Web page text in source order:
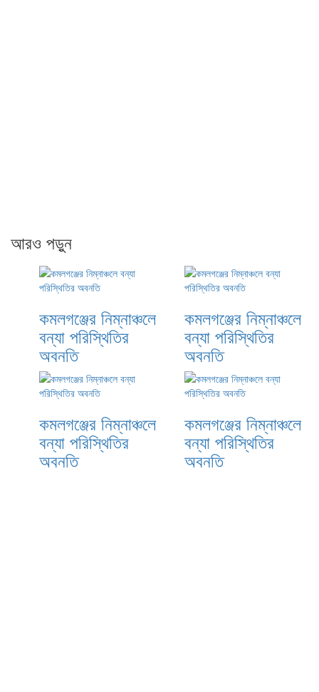
আরও পড়ুন
কমলগঞ্জের নিম্নাঞ্চলে
বন্যা পরিস্থিতির
অবনতি
কমলগঞ্জের নিম্নাঞ্চলে
বন্যা পরিস্থিতির
অবনতি
কমলগঞ্জের নিম্নাঞ্চলে
বন্যা পরিস্থিতির
অবনতি
কমলগঞ্জের নিম্নাঞ্চলে
বন্যা পরিস্থিতির
অবনতি